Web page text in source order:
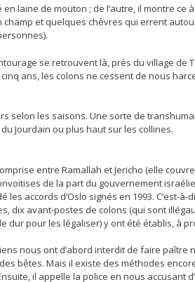
laine de mouton ; de l’autre, il montre ce
et quelques chèvres qui errent
se retrouvent là, près du village de
ans, les colons ne cessent de nous
selon les saisons. Une sorte de
Jourdain ou plus haut sur les collines.
entre Ramallah et Jericho (elle
de la part du gouvernement
accords d’Oslo signés en 1993. C’est-
dix avant-postes de colons (qui sont
dur pour les légaliser) y ont été établis, à
nous ont d’abord interdit de faire
bêtes. Mais il existe des méthodes
il appelle la police en nous accusant